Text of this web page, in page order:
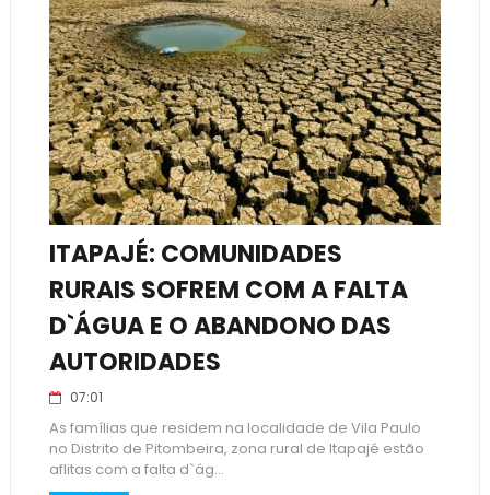
ITAPAJÉ: COMUNIDADES
RURAIS SOFREM COM A FALTA
D`ÁGUA E O ABANDONO DAS
AUTORIDADES
07:01
As famílias que residem na localidade de Vila Paulo
no Distrito de Pitombeira, zona rural de Itapajé estão
aflitas com a falta d`ág...